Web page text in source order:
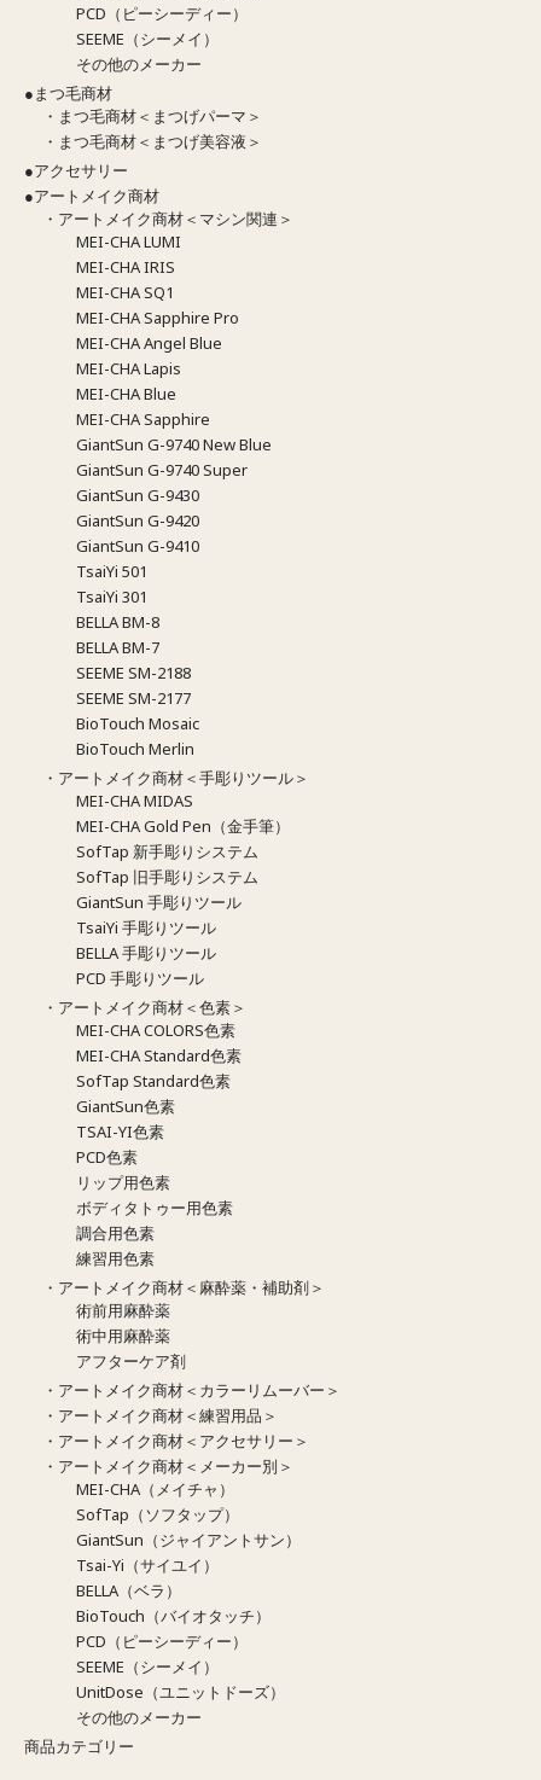
PCD（ピーシーディー）
SEEME（シーメイ）
その他のメーカー
●まつ毛商材
・まつ毛商材＜まつげパーマ＞
・まつ毛商材＜まつげ美容液＞
●アクセサリー
●アートメイク商材
・アートメイク商材＜マシン関連＞
MEI-CHA LUMI
MEI-CHA IRIS
MEI-CHA SQ1
MEI-CHA Sapphire Pro
MEI-CHA Angel Blue
MEI-CHA Lapis
MEI-CHA Blue
MEI-CHA Sapphire
GiantSun G-9740 New Blue
GiantSun G-9740 Super
GiantSun G-9430
GiantSun G-9420
GiantSun G-9410
TsaiYi 501
TsaiYi 301
BELLA BM-8
BELLA BM-7
SEEME SM-2188
SEEME SM-2177
BioTouch Mosaic
BioTouch Merlin
・アートメイク商材＜手彫りツール＞
MEI-CHA MIDAS
MEI-CHA Gold Pen（金手筆）
SofTap 新手彫りシステム
SofTap 旧手彫りシステム
GiantSun 手彫りツール
TsaiYi 手彫りツール
BELLA 手彫りツール
PCD 手彫りツール
・アートメイク商材＜色素＞
MEI-CHA COLORS色素
MEI-CHA Standard色素
SofTap Standard色素
GiantSun色素
TSAI-YI色素
PCD色素
リップ用色素
ボディタトゥー用色素
調合用色素
練習用色素
・アートメイク商材＜麻酔薬・補助剤＞
術前用麻酔薬
術中用麻酔薬
アフターケア剤
・アートメイク商材＜カラーリムーバー＞
・アートメイク商材＜練習用品＞
・アートメイク商材＜アクセサリー＞
・アートメイク商材＜メーカー別＞
MEI-CHA（メイチャ）
SofTap（ソフタップ）
GiantSun（ジャイアントサン）
Tsai-Yi（サイユイ）
BELLA（ベラ）
BioTouch（バイオタッチ）
PCD（ピーシーディー）
SEEME（シーメイ）
UnitDose（ユニットドーズ）
その他のメーカー
商品カテゴリー